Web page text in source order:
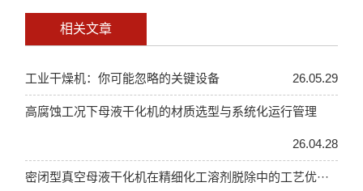
相关文章
工业干燥机：你可能忽略的关键设备 26.05.29
高腐蚀工况下母液干化机的材质选型与系统化运行管理
26.04.28
密闭型真空母液干化机在精细化工溶剂脱除中的工艺优···